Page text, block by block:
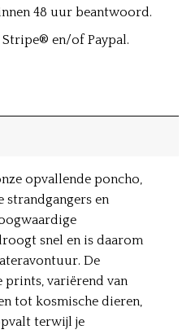
48 uur beantwoord.
en/of Paypal.
opvallende poncho,
en
snel en is daarom
De
prints, variërend van
tot kosmische dieren,
terwijl je